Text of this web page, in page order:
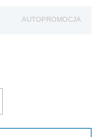
AUTOPROMOCJA